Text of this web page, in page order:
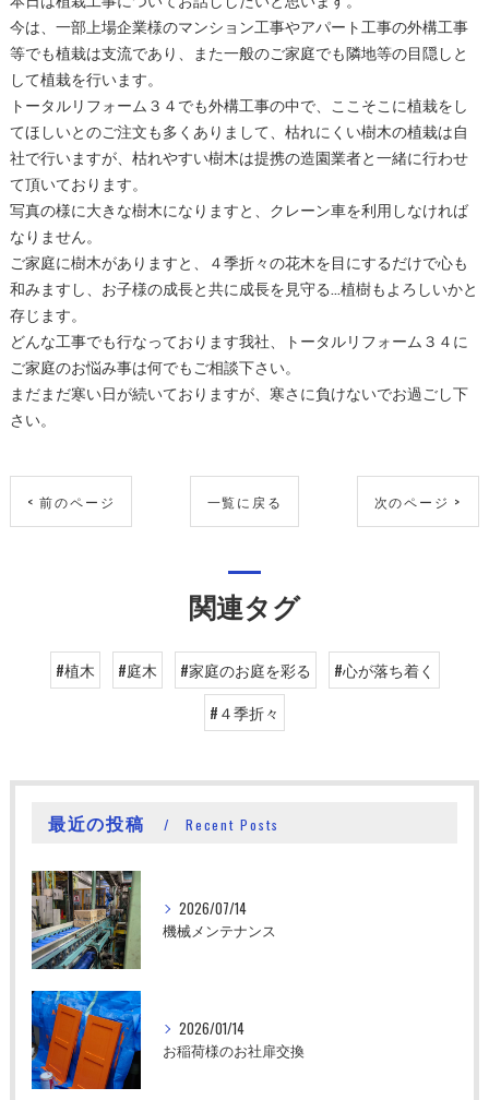
今は、一部上場企業様のマンション工事やアパート工事の外構工事
等でも植栽は支流であり、また一般のご家庭でも隣地等の目隠しと
して植栽を行います。
トータルリフォーム３４でも外構工事の中で、ここそこに植栽をし
てほしいとのご注文も多くありまして、枯れにくい樹木の植栽は自
社で行いますが、枯れやすい樹木は提携の造園業者と一緒に行わせ
て頂いております。
写真の様に大きな樹木になりますと、クレーン車を利用しなければ
なりません。
ご家庭に樹木がありますと、４季折々の花木を目にするだけで心も
和みますし、お子様の成長と共に成長を見守る…植樹もよろしいかと
存じます。
どんな工事でも行なっております我社、トータルリフォーム３４に
ご家庭のお悩み事は何でもご相談下さい。
まだまだ寒い日が続いておりますが、寒さに負けないでお過ごし下
さい。
< 前のページ 一覧に戻る 次のページ >
関連タグ
#植木 #庭木 #家庭のお庭を彩る
#心が落ち着く
#４季折々
最近の投稿 Recent Posts
2026/07/14
機械メンテナンス
2026/01/14
お稲荷様のお社扉交換